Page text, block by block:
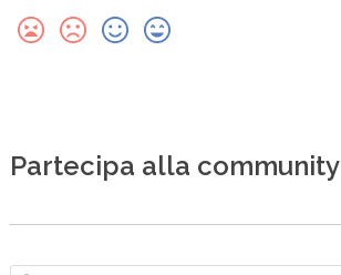
Partecipa alla community